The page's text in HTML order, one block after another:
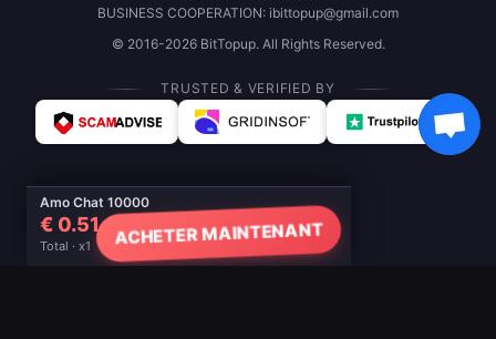
Amo Chat 10000
€ 0.51
Total · x1
ACHETER MAINTENANT
BUSINESS COOPERATION: ibittopup@gmail.com
© 2016-2026 BitTopup. All Rights Reserved.
TRUSTED & VERIFIED BY